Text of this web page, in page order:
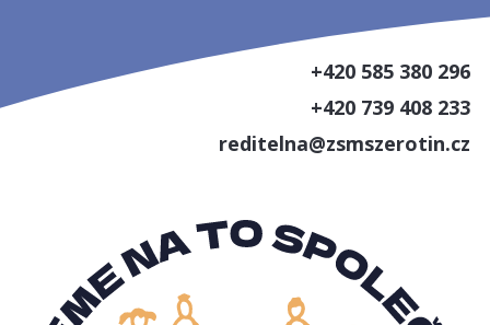
+420 585 380 296
+420 739 408 233
reditelna@zsmszerotin.cz